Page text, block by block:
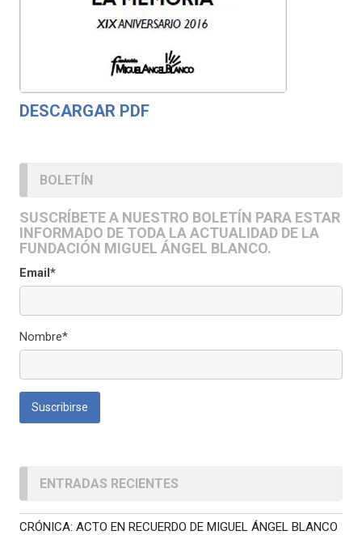
DESCARGAR PDF
BOLETÍN
SUSCRÍBETE A NUESTRO BOLETÍN PARA ESTAR
INFORMADO DE TODA LA ACTUALIDAD DE LA
FUNDACIÓN MIGUEL ÁNGEL BLANCO.
Email*
Nombre*
ENTRADAS RECIENTES
CRÓNICA: ACTO EN RECUERDO DE MIGUEL ÁNGEL BLANCO